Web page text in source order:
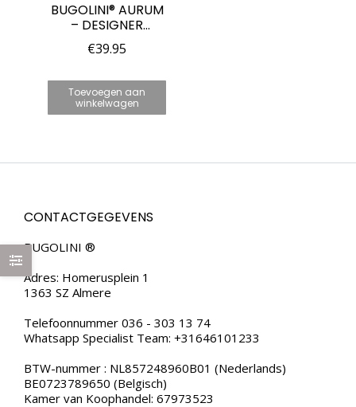
BUGOLINI® AURUM
– DESIGNER
ZONNEBRIL –
GEPOLARISEERD –
ZICHTBARE OGEN
– GOUD
€39.95
Toevoegen aan
winkelwagen
CONTACTGEGEVENS
BUGOLINI ®
Adres: Homerusplein 1
1363 SZ Almere
Telefoonnummer 036 - 303 13 74
Whatsapp Specialist Team: +31646101233
BTW-nummer : NL857248960B01 (Nederlands)
BE0723789650 (Belgisch)
Kamer van Koophandel: 67973523